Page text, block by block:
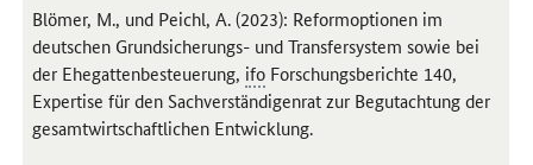
Blömer, M., und Peichl, A. (2023): Reformoptionen im
deutschen Grundsicherungs- und Transfersystem sowie bei
der Ehegattenbesteuerung, ifo Forschungsberichte 140,
Expertise für den Sachverständigenrat zur Begutachtung der
gesamtwirtschaftlichen Entwicklung.